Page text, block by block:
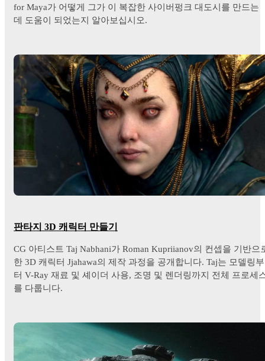
for Maya가 어떻게 그가 이 복잡한 사이버펑크 대도시를 만드는
데 도움이 되었는지 알아보십시오.
판타지 3D 캐릭터 만들기
CG 아티스트 Taj Nabhani가 Roman Kupriianov의 컨셉을 기반으
한 3D 캐릭터 Jjahawa의 제작 과정을 공개합니다. Taj는 모델링부
터 V-Ray 재료 및 셰이더 사용, 조명 및 렌더링까지 전체 프로세
를 다룹니다.